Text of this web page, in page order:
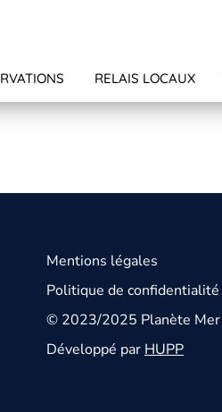
RELAIS LOCAUX
Mentions légales
Politique de confidentialité
© 2023/2025 Planète Mer
Développé parHUPP